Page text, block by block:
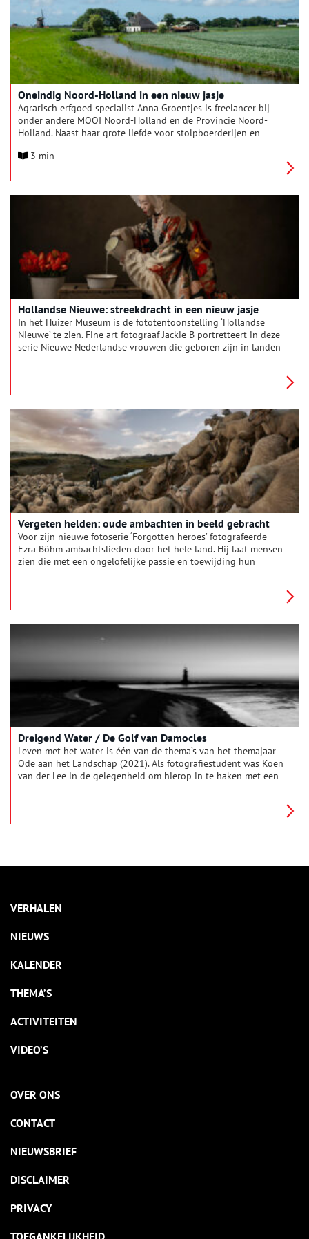
Oneindig Noord-Holland in een nieuw jasje
Agrarisch erfgoed specialist Anna Groentjes is freelancer bij
onder andere MOOI Noord-Holland en de Provincie Noord-
Holland. Naast haar grote liefde voor stolpboerderijen en
landschap. Als landschapsfotograaf is Anna regelmatig met
mogen gebruiken voor een nieuwe banner. Zij vertelt ons meer
over het Noord-Hollandse landschap en haar werk.
3 min
Hollandse Nieuwe: streekdracht in een nieuw jasje
In het Huizer Museum is de fototentoonstelling ‘Hollandse
Nieuwe’ te zien. Fine art fotograaf Jackie B portretteert in deze
serie Nieuwe Nederlandse vrouwen die geboren zijn in landen
in de traditionele dracht van hun (voor)ouders gecombineerd
met accessoires uit de Nederlandse streekdracht. Dit levert
nieuwe en verrassende beelden op. Oneindig Noord-Holland
bezocht de tentoonstelling en ging in gesprek met fotograaf
Jackie B.
Vergeten helden: oude ambachten in beeld gebracht
Voor zijn nieuwe fotoserie ‘Forgotten heroes’ fotografeerde
Ezra Böhm ambachtslieden door het hele land. Hij laat mensen
zien die met een ongelofelijke passie en toewijding hun
oude ambachten te behouden.
Dreigend Water / De Golf van Damocles
Leven met het water is één van de thema’s van het themajaar
Ode aan het Landschap (2021). Als fotografiestudent was Koen
van der Lee in de gelegenheid om hierop in te haken met een
VERHALEN
NIEUWS
KALENDER
THEMA’S
ACTIVITEITEN
VIDEO’S
OVER ONS
CONTACT
NIEUWSBRIEF
DISCLAIMER
PRIVACY
TOEGANKELIJKHEID